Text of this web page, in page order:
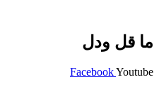
ما قل ودل
FacebookYoutube